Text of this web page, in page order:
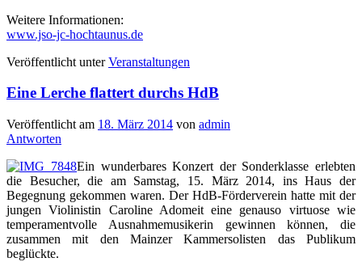
Weitere Informationen:
www.jso-jc-hochtaunus.de
Veröffentlicht unter Veranstaltungen
Eine Lerche flattert durchs HdB
Veröffentlicht am 18. März 2014 von admin
Antworten
Ein wunderbares Konzert der Sonderklasse erlebten
die Besucher, die am Samstag, 15. März 2014, ins Haus der
Begegnung gekommen waren. Der HdB-Förderverein hatte mit der
jungen Violinistin Caroline Adomeit eine genauso virtuose wie
temperamentvolle Ausnahmemusikerin gewinnen können, die
zusammen mit den Mainzer Kammersolisten das Publikum
beglückte.